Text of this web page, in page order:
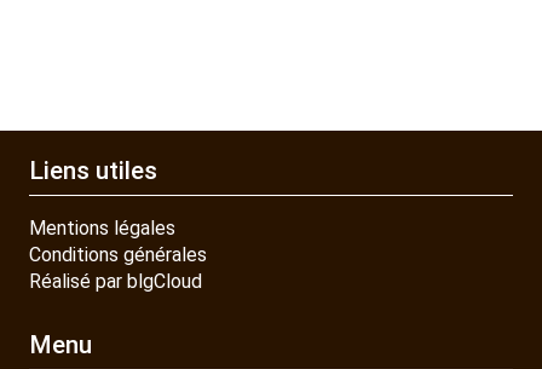
Liens utiles
Mentions légales
Conditions générales
Réalisé par blgCloud
Menu